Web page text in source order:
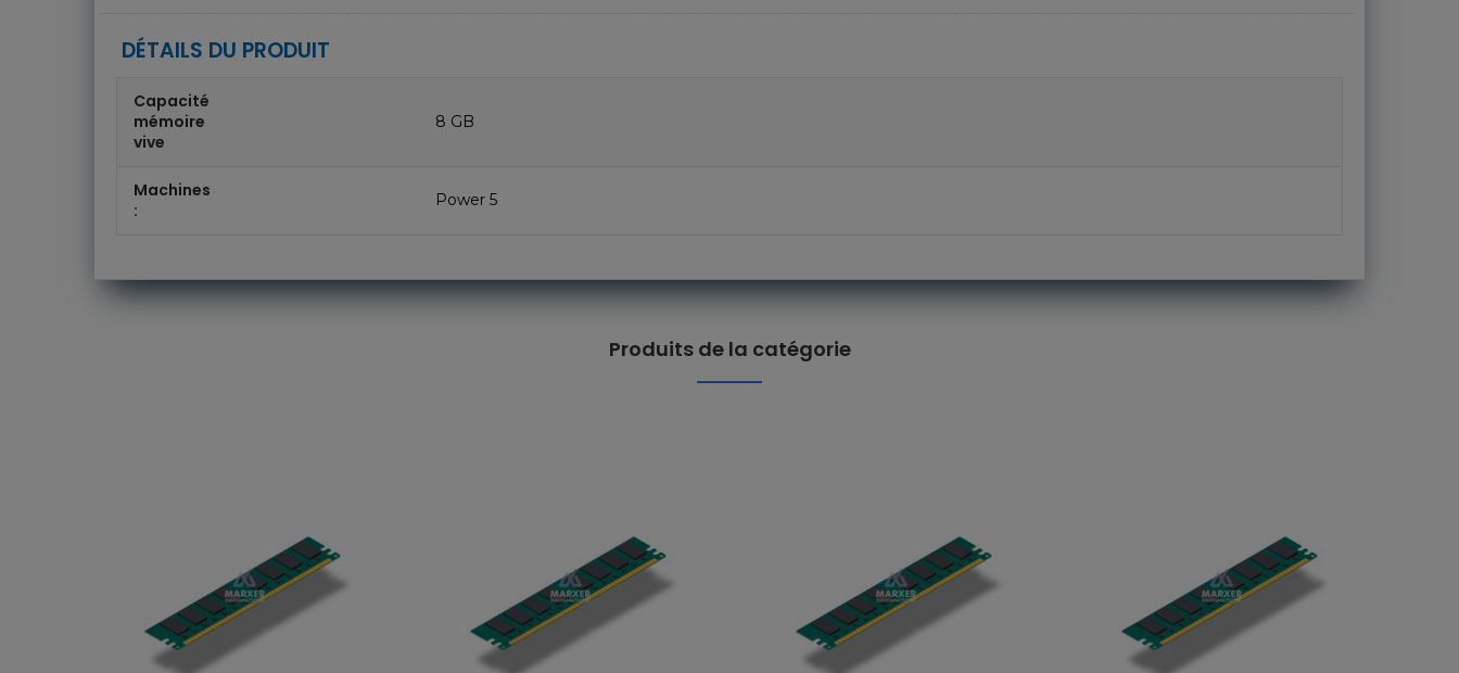
DÉTAILS DU PRODUIT
Capacité
mémoire
vive
8 GB
Machines
:
Power 5
Produits de la catégorie